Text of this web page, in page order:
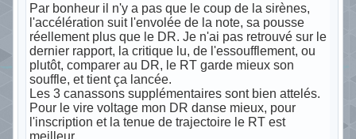
Par bonheur il n'y a pas que le coup de la sirènes,
l'accélération suit l'envolée de la note, sa pousse
réellement plus que le DR. Je n'ai pas retrouvé sur le
dernier rapport, la critique lu, de l'essoufflement, ou
plutôt, comparer au DR, le RT garde mieux son
souffle, et tient ça lancée.
Les 3 canassons supplémentaires sont bien attelés.
Pour le vire voltage mon DR danse mieux, pour
l'inscription et la tenue de trajectoire le RT est
meilleur.